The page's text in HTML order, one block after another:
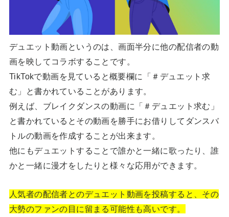
デュエット動画というのは、画面半分に他の配信者の動
画を映してコラボすることです。
TikTokで動画を見ていると概要欄に「＃デュエット求
む」と書かれていることがあります。
例えば、ブレイクダンスの動画に「＃デュエット求む」
と書かれているとその動画を勝手にお借りしてダンスバ
トルの動画を作成することが出来ます。
他にもデュエットすることで誰かと一緒に歌ったり、誰
かと一緒に漫才をしたりと様々な応用ができます。
人気者の配信者とのデュエット動画を投稿すると、その
大勢のファンの目に留まる可能性も高いです。